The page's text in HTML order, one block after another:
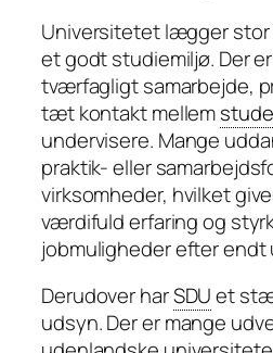
Universitetet lægger
et godt studiemiljø. Der
tværfagligt samarbejde,
tæt kontakt mellem
undervisere. Mange
praktik- eller
virksomheder, hvilket
værdifuld erfaring og
jobmuligheder efter endt
Derudover harSDUet
udsyn. Der er mange